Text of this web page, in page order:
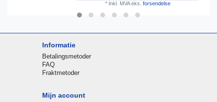
* Inkl. MVAeks. forsendelse
Informatie
Betalingsmetoder
FAQ
Fraktmetoder
Mijn account